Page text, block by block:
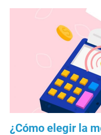
¿Cómo elegir la